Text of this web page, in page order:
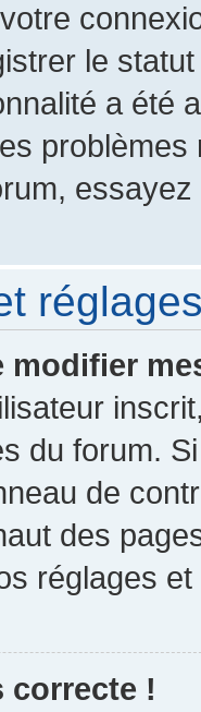
le
a été
modifier
du forum.
de
des
réglages
correcte !